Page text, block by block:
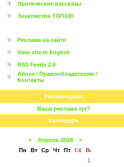
Эротические рассказы
Знакомства ТОП100
Реклама на сайте
View site in English
RSS Feeds 2.0
Abuse / Правообладателям /
Контакты
Рекомендуем:
Ваша реклама тут?
Календарь
« Апрель 2018
»
Пн
Вт Ср Чт Пт Сб
Вс
1